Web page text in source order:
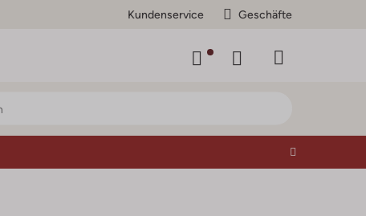
Kundenservice Geschäfte